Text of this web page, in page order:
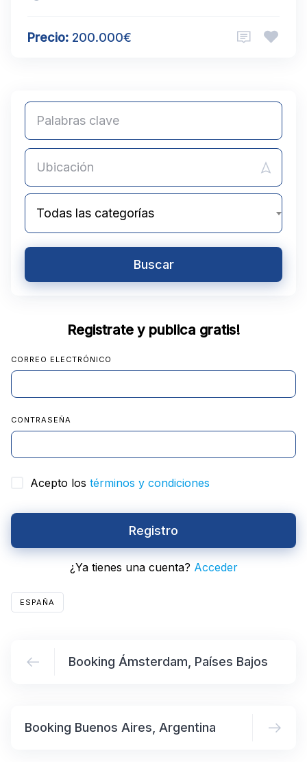
Precio: 200.000€
Todas las categorías
Buscar
Registrate y publica gratis!
CORREO ELECTRÓNICO
CONTRASEÑA
Acepto los términos y condiciones
Registro
¿Ya tienes una cuenta? Acceder
ESPAÑA
Booking Ámsterdam, Países Bajos
Booking Buenos Aires, Argentina